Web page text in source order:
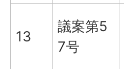
13
議案第5
7号